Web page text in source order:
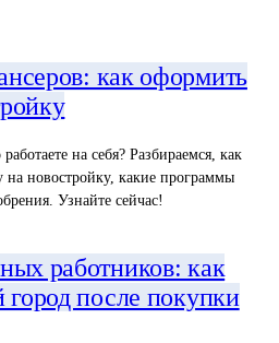
как оформить
на себя? Разбираемся, как
новостройку, какие программы
Узнайте сейчас!
работников: как
город после покупки